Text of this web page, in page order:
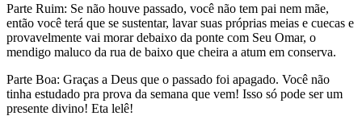
Parte Ruim: Se não houve passado, você não tem pai nem mãe,
então você terá que se sustentar, lavar suas próprias meias e cuecas e
provavelmente vai morar debaixo da ponte com Seu Omar, o
mendigo maluco da rua de baixo que cheira a atum em conserva.
Parte Boa: Graças a Deus que o passado foi apagado. Você não
tinha estudado pra prova da semana que vem! Isso só pode ser um
presente divino! Eta lelê!